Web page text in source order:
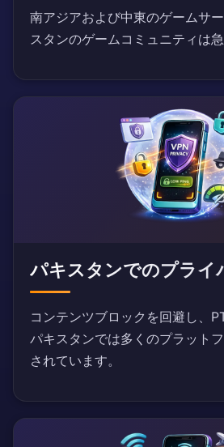
南アジアおよび中東のゲームサ
スタンのゲームコミュニティは急
パキスタンでのプライ
コンテンツブロックを回避し、
パキスタンでは多くのプラット
されています。